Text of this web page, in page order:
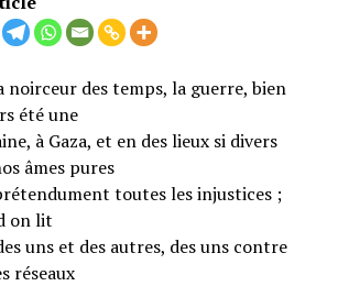
noirceur des temps, la guerre, bien
été une
à Gaza, et en des lieux si divers
âmes pures
toutes les injustices ;
on lit
uns et des autres, des uns contre
réseaux